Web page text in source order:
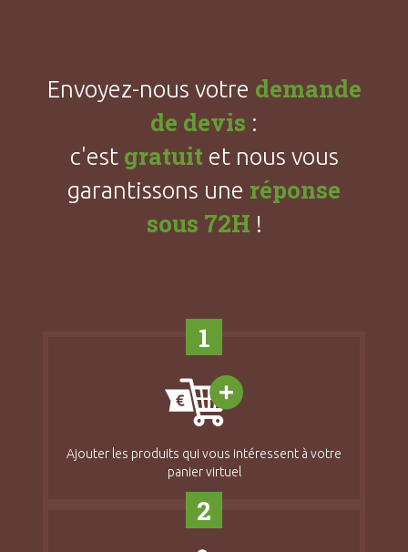
Envoyez-nous votre demande
de devis :
c'est gratuit et nous vous
garantissons une réponse
sous 72H !
1
Ajouter les produits qui vous intéressent à votre
panier virtuel
2